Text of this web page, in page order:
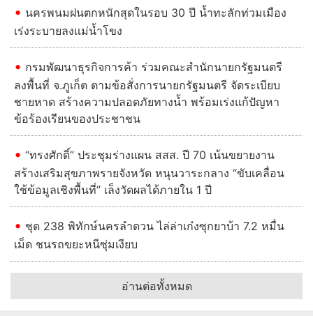
นครพนมฝนตกหนักสุดในรอบ 30 ปี น้ำทะลักท่วมเมือง
เร่งระบายลงแม่น้ำโขง
กรมพัฒนาธุรกิจการค้า ร่วมคณะสำนักนายกรัฐมนตรี
ลงพื้นที่ จ.ภูเก็ต ตามข้อสั่งการนายกรัฐมนตรี จัดระเบียบ
ชายหาด สร้างความปลอดภัยทางน้ำ พร้อมเร่งแก้ปัญหา
ข้อร้องเรียนของประชาชน
“ทรงศักดิ์” ประชุมร่างแผน สสส. ปี 70 เน้นขยายงาน
สร้างเสริมสุขภาพรายจังหวัด หนุนวาระกลาง “ขับเคลื่อน
ใช้ข้อมูลเชิงพื้นที่” เล็งวัดผลได้ภายใน 1 ปี
ชุด 238 พิทักษ์นครลำดวน ไล่ล่าเก๋งซุกยาบ้า 7.2 หมื่น
เม็ด ชนรถขยะหนีซุ่มเงียบ
อ่านต่อทั้งหมด